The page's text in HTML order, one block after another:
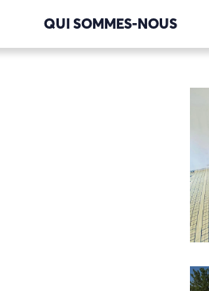
QUI SOMMES-NOUS